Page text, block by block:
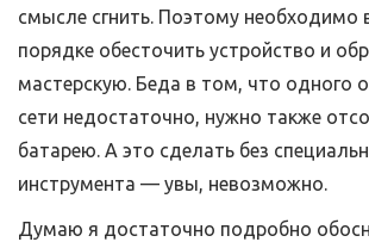
смысле сгнить. Поэтому необходимо
порядке обесточить устройство и
мастерскую. Беда в том, что одного
сети недостаточно, нужно также
батарею. А это сделать без
инструмента — увы, невозможно.
Думаю я достаточно подробно